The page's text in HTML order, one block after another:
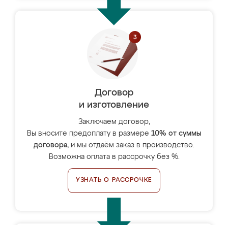
Договор
и изготовление
Заключаем договор,
Вы вносите предоплату в размере 10% от суммы
договора, и мы отдаём заказ в производство.
Возможна оплата в рассрочку без %.
УЗНАТЬ О РАССРОЧКЕ